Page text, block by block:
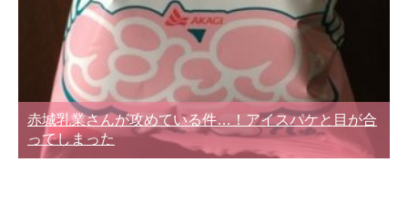
赤城乳業さんが攻めている件…！アイスパケと目が合
ってしまった